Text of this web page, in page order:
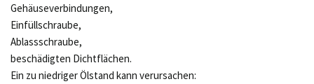
Gehäuseverbindungen,
Einfüllschraube,
Ablassschraube,
beschädigten Dichtflächen.
Ein zu niedriger Ölstand kann verursachen: